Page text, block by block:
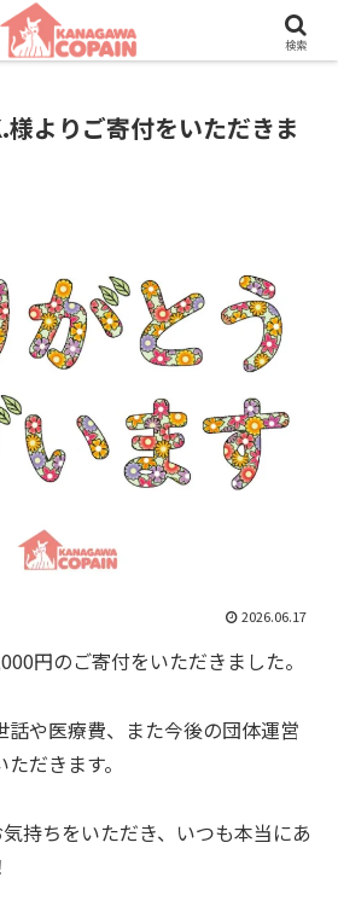
、新しい家族との素敵な出会いを。
よりご寄付をいただきま
2026.06.17
円のご寄付をいただきました。
や医療費、また今後の団体運営
だきます。
持ちをいただき、いつも本当にあ
検索